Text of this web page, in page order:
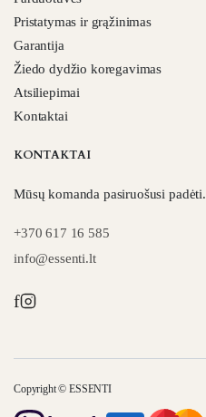
Pristatymas ir grąžinimas
Garantija
Žiedo dydžio koregavimas
Atsiliepimai
Kontaktai
KONTAKTAI
Mūsų komanda pasiruošusi padėti.
+370 617 16 585
info@essenti.lt
f
Copyright © ESSENTI